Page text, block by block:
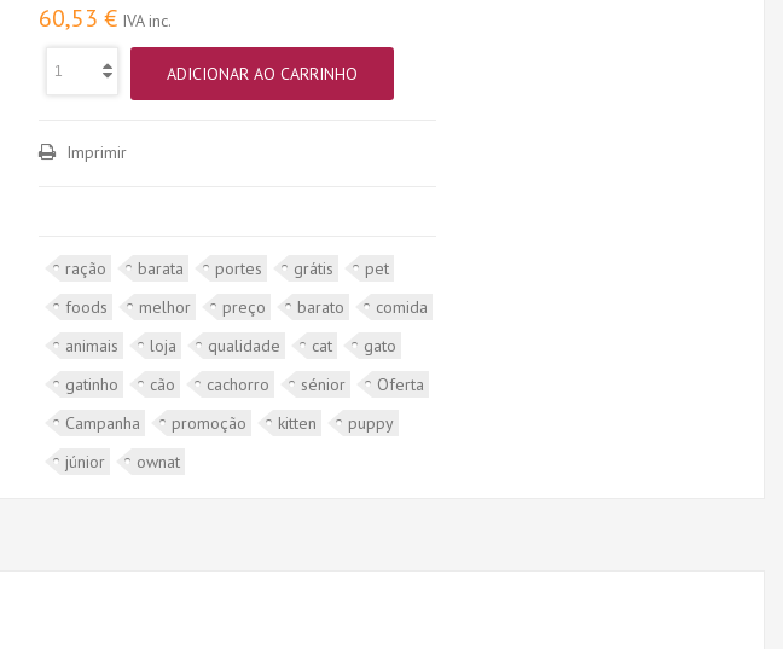
60,53 € IVA inc.
ADICIONAR AO CARRINHO
Imprimir
ração barata portes grátis
pet
foods
melhor preço barato
comida
animais
loja qualidade cat
gato
gatinho
cão cachorro sénior
Oferta
Campanha
promoção kitten
puppy
júnior
ownat